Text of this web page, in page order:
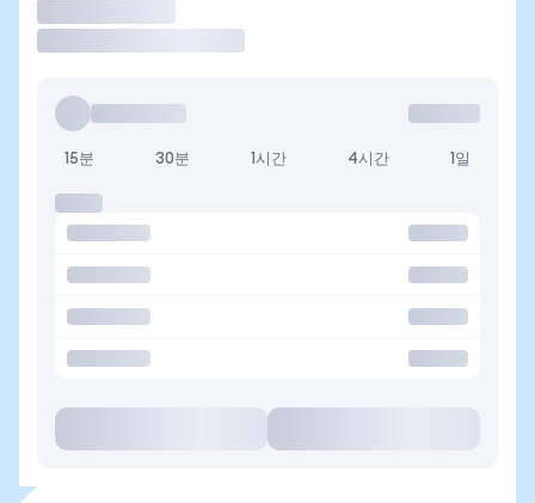
15분 30분 1시간 4시간 1일